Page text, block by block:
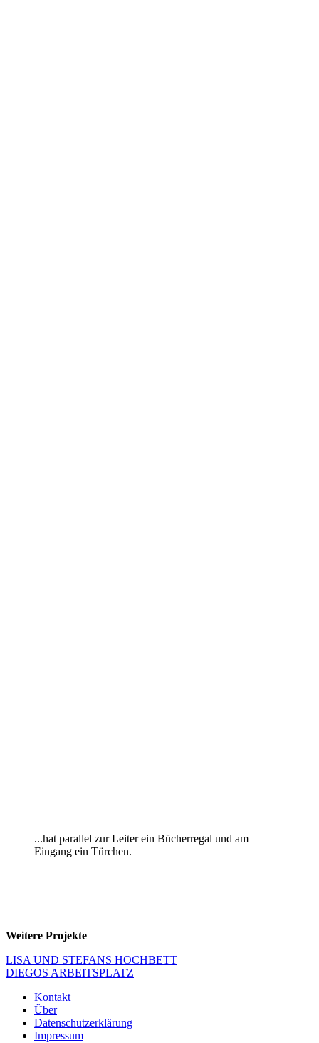
...hat parallel zur Leiter ein Bücherregal und am
Eingang ein Türchen.
Weitere Projekte
Beitragsnavigation
LISA UND STEFANS HOCHBETT
DIEGOS ARBEITSPLATZ
Kontakt
Über
Datenschutzerklärung
Impressum